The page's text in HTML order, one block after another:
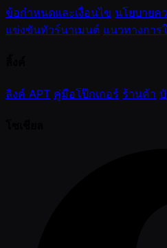
ข้อกำหนดและเงื่อนไข นโยบายค
แข่งขันทัวร์นาเมนต์ แนวทางการ
ลิงค์ APT คู่มือโป๊กเกอร์ ร้านค้า